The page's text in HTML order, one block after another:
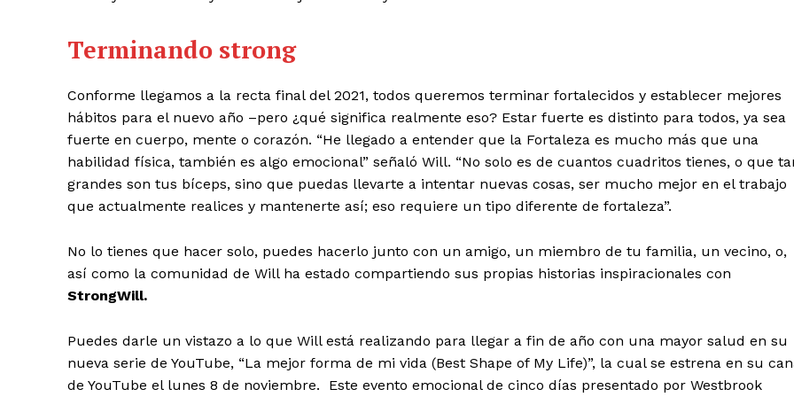
Terminando strong
Conforme llegamos a la recta final del 2021, todos queremos terminar fortalecidos y establecer mejores
hábitos para el nuevo año –pero ¿qué significa realmente eso? Estar fuerte es distinto para todos, ya sea
fuerte en cuerpo, mente o corazón. “He llegado a entender que la Fortaleza es mucho más que una
habilidad física, también es algo emocional” señaló Will. “No solo es de cuantos cuadritos tienes, o que
grandes son tus bíceps, sino que puedas llevarte a intentar nuevas cosas, ser mucho mejor en el trabajo
que actualmente realices y mantenerte así; eso requiere un tipo diferente de fortaleza”.
No lo tienes que hacer solo, puedes hacerlo junto con un amigo, un miembro de tu familia, un vecino, o,
así como la comunidad de Will ha estado compartiendo sus propias historias inspiracionales con
StrongWill.
Puedes darle un vistazo a lo que Will está realizando para llegar a fin de año con una mayor salud en su
nueva serie de YouTube, “La mejor forma de mi vida (Best Shape of My Life)”, la cual se estrena en su
de YouTube el lunes 8 de noviembre. Este evento emocional de cinco días presentado por Westbrook